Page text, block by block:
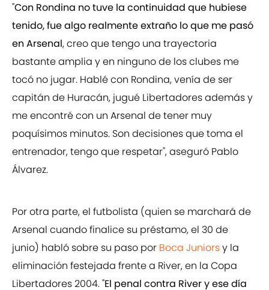
"Con Rondina no tuve la continuidad que hubiese
tenido, fue algo realmente extraño lo que me pasó
en Arsenal, creo que tengo una trayectoria
bastante amplia y en ninguno de los clubes me
tocó no jugar. Hablé con Rondina, venía de ser
capitán de Huracán, jugué Libertadores además y
me encontré con un Arsenal de tener muy
poquísimos minutos. Son decisiones que toma el
entrenador, tengo que respetar", aseguró Pablo
Álvarez.
Por otra parte, el futbolista (quien se marchará de
Arsenal cuando finalice su préstamo, el 30 de
junio) habló sobre su paso por Boca Juniorsy la
eliminación festejada frente a River, en la Copa
Libertadores 2004. "El penal contra River y ese día